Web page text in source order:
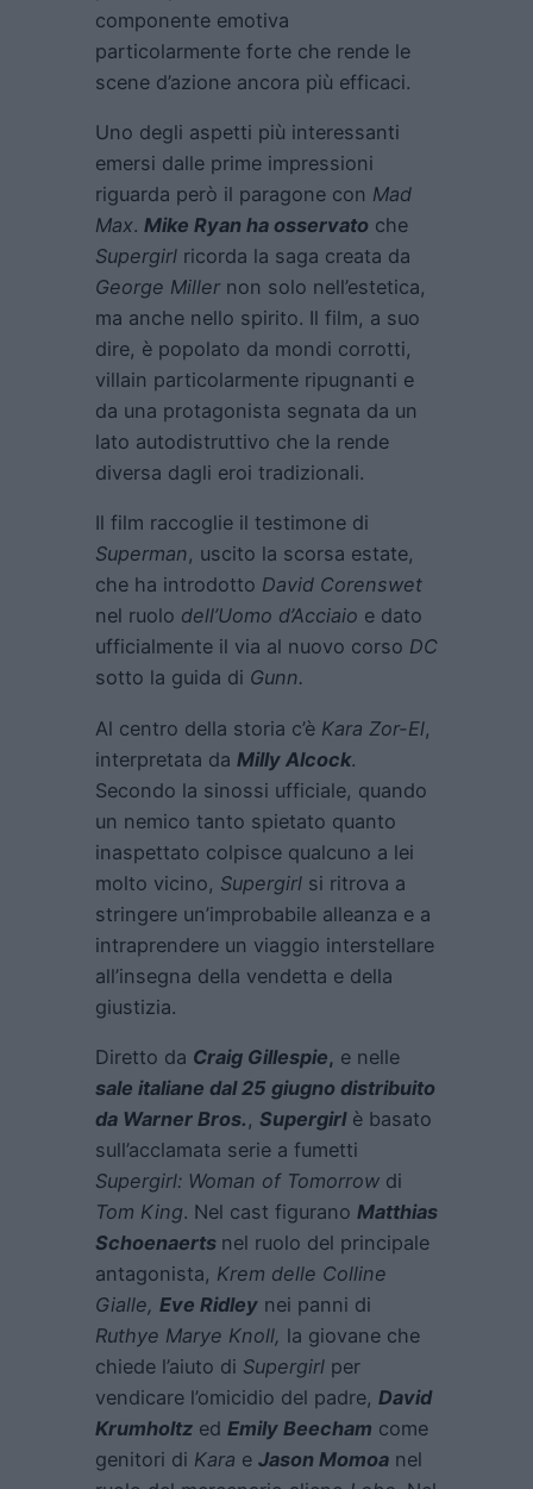
componente emotiva
particolarmente forte che rende le
scene d’azione ancora più efficaci.
Uno degli aspetti più interessanti
emersi dalle prime impressioni
riguarda però il paragone con Mad
Max. Mike Ryan ha osservato che
Supergirl ricorda la saga creata da
George Millernon solo nell’estetica,
ma anche nello spirito. Il film, a suo
dire, è popolato da mondi corrotti,
villain particolarmente ripugnanti e
da una protagonista segnata da un
lato autodistruttivo che la rende
diversa dagli eroi tradizionali.
Il film raccoglie il testimone di
Superman, uscito la scorsa estate,
che ha introdotto David Corenswet
nel ruolo dell’Uomo d’Acciaio e dato
ufficialmente il via al nuovo corso DC
sotto la guida di Gunn.
Al centro della storia c’è Kara Zor-El,
interpretata da Milly Alcock.
Secondo la sinossi ufficiale, quando
un nemico tanto spietato quanto
inaspettato colpisce qualcuno a lei
molto vicino, Supergirl si ritrova a
stringere un’improbabile alleanza e a
intraprendere un viaggio interstellare
all’insegna della vendetta e della
giustizia.
Diretto da Craig Gillespie, e nelle
sale italiane dal 25 giugno distribuito
da Warner Bros. , Supergirlè basato
sull’acclamata serie a fumetti
Supergirl: Woman of Tomorrow di
Tom King. Nel cast figurano Matthias
Schoenaerts nel ruolo del principale
antagonista, Krem delle Colline
Gialle, Eve Ridley nei panni di
Ruthye Marye Knoll, la giovane che
chiede l’aiuto di Supergirl per
vendicare l’omicidio del padre, David
Krumholtz ed Emily Beecham come
genitori di Kara e Jason Momoa nel